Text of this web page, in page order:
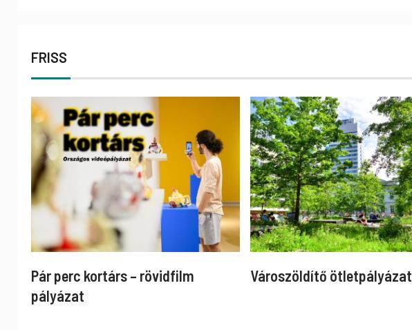
FRISS
Pár perc kortárs – rövidfilm
pályázat
Városzöldítő ötletpályázat